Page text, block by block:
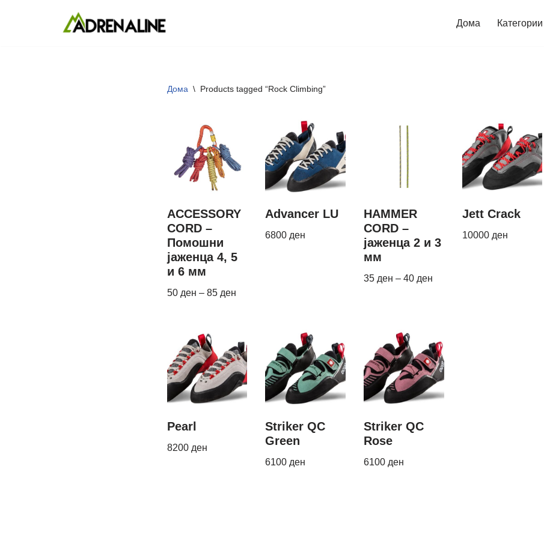
Дома Категории
Дома \ Products tagged “Rock Climbing”
ACCESSORY
CORD –
Помошни
јаженца 4, 5
и 6 мм
50 ден – 85 ден
Advancer LU
6800 ден
HAMMER
CORD –
јаженца 2 и 3
мм
35 ден – 40 ден
Jett Crack
10000 ден
Pearl
8200 ден
Striker QC
Green
6100ден
Striker QC
Rose
6100 ден